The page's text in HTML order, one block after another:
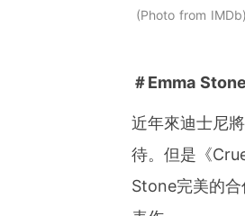
Photo from IMDb
＃Emma
近年來迪士尼
待。但是《
Stone完美的